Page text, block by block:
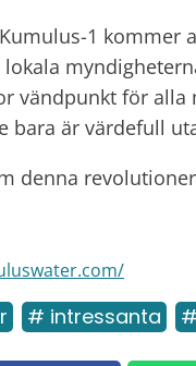
1 kommer
lokala
vändpunkt för alla
bara är värdefull
denna
# intressanta